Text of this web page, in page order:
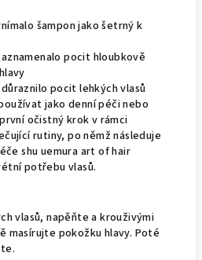
šampon jako šetrný k
pocit hloubkově
pocit lehkých vlasů
jako denní péči nebo
očistný krok v rámci
rutiny, po němž následuje
shu uemura art of hair
potřebu vlasů.
vlasů, napěňte a krouživými
masírujte pokožku hlavy. Poté